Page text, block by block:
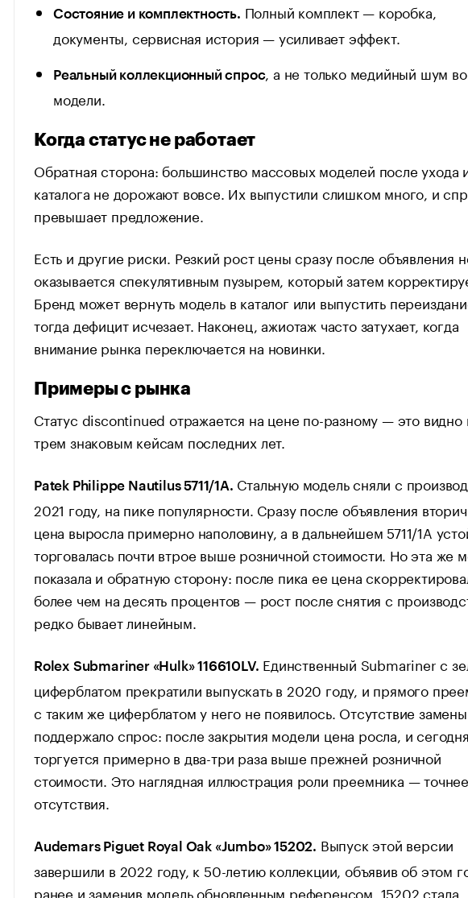
Состояние и комплектность. Полный комплект — коробка,
документы, сервисная история — усиливает эффект.
Реальный коллекционный спрос, а не только медийный шум
модели.
Когда статус не работает
Обратная сторона: большинство массовых моделей после ухода
каталога не дорожают вовсе. Их выпустили слишком много, и
превышает предложение.
Есть и другие риски. Резкий рост цены сразу после объявления
оказывается спекулятивным пузырем, который затем
Бренд может вернуть модель в каталог или выпустить
тогда дефицит исчезает. Наконец, ажиотаж часто затухает, когда
внимание рынка переключается на новинки.
Примеры с рынка
Статус discontinued отражается на цене по-разному — это видно
трем знаковым кейсам последних лет.
Patek Philippe Nautilus 5711/1A. Стальную модель сняли с
2021 году, на пике популярности. Сразу после объявления
цена выросла примерно наполовину, а в дальнейшем 5711/1A
торговалась почти втрое выше розничной стоимости. Но эта же
показала и обратную сторону: после пика ее цена
более чем на десять процентов — рост после снятия с
редко бывает линейным.
Rolex Submariner «Hulk» 116610LV. Единственный Submariner с
циферблатом прекратили выпускать в 2020 году, и прямого
с таким же циферблатом у него не появилось. Отсутствие замены
поддержало спрос: после закрытия модели цена росла, и
торгуется примерно в два-три раза выше прежней розничной
стоимости. Это наглядная иллюстрация роли преемника —
отсутствия.
Audemars Piguet Royal Oak «Jumbo» 15202. Выпуск этой версии
завершили в 2022 году, к 50-летию коллекции, объявив об этом
ранее и заменив модель обновленным референсом. 15202 стала